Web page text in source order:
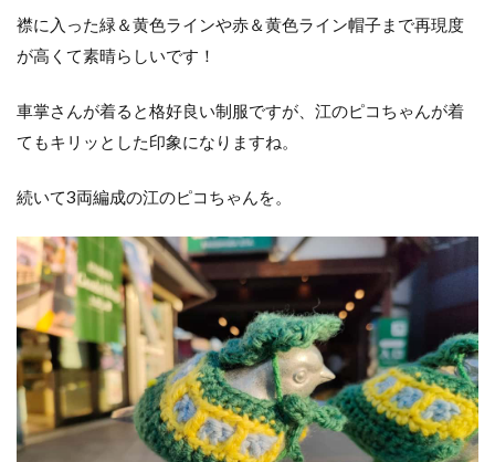
襟に入った緑＆黄色ラインや赤＆黄色ライン帽子まで再現度
が高くて素晴らしいです！
車掌さんが着ると格好良い制服ですが、江のピコちゃんが着
てもキリッとした印象になりますね。
続いて3両編成の江のピコちゃんを。